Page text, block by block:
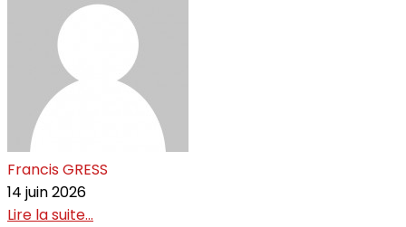
Francis GRESS
14 juin 2026
Lire la suite...